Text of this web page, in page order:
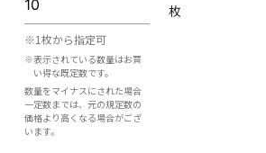
※1枚から指定可
※表示されている数量はお買
い得な既定数です。
数量をマイナスにされた場合
一定数までは、元の規定数の
価格より高くなる場合がござ
います。
枚